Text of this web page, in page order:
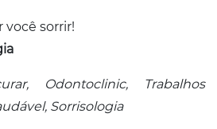
você sorrir!
Odontoclinic, Trabalhos
Sorrisologia